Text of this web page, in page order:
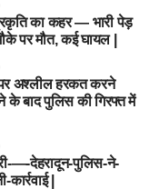
का कहर — भारी पेड़
पर मौत, कई घायल |
अश्लील हरकत करने
के बाद पुलिस की गिरफ्त में
—-देहरादून-पुलिस-ने-
|